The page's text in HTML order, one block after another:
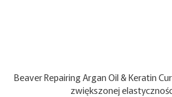
Beaver Repairing Argan Oil & Keratin
zwiększonej